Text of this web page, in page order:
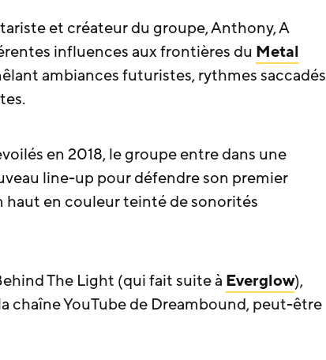
et créateur du groupe, Anthony, A
influences aux frontières du Metal
ambiances futuristes, rythmes saccadés
en 2018, le groupe entre dans une
line-up pour défendre son premier
haut en couleur teinté de sonorités
The Light (qui fait suite à Everglow),
chaîne YouTube de Dreambound, peut-être